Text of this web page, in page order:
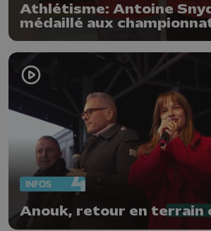
Athlétisme: Antoine
médaillé aux
Belgique
INFOS
Anouk, retour en terrain